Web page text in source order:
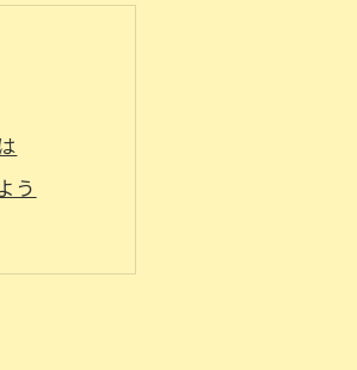
う
活用法
注意点